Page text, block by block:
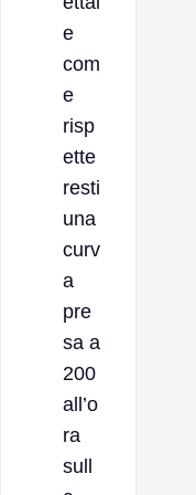
e
com
e
risp
ette
resti
una
curv
a
pre
sa a
200
all’o
ra
sull